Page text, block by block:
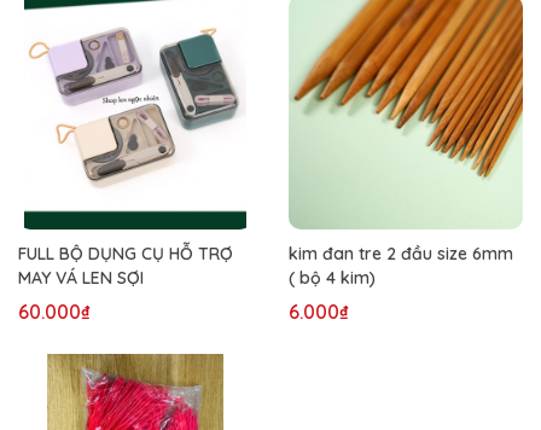
FULL BỘ DỤNG CỤ HỖ TRỢ
MAY VÁ LEN SỢI
60.000₫
kim đan tre 2 đầu size 6mm
( bộ 4 kim)
6.000₫